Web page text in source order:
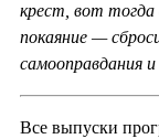
крест, вот
покаяние —
самооправдания
Все выпуски